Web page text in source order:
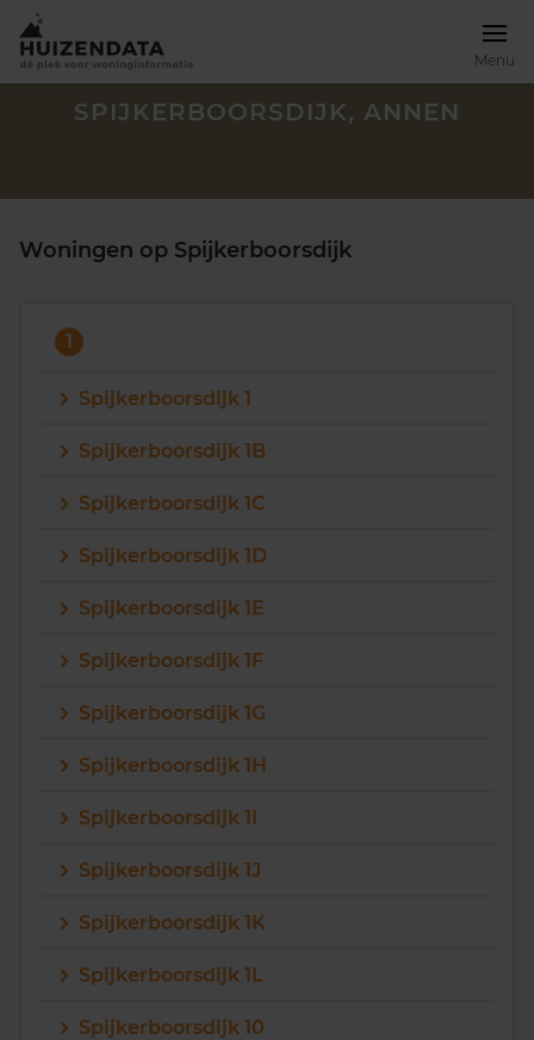
Menu
088 220 4200
Maandag t/m vrijdag - 08:00 -18:00
SPIJKERBOORSDIJK, ANNEN
Woningen op Spijkerboorsdijk
1
Spijkerboorsdijk 1
Spijkerboorsdijk 1B
Spijkerboorsdijk 1C
Spijkerboorsdijk 1D
Spijkerboorsdijk 1E
Spijkerboorsdijk 1F
Spijkerboorsdijk 1G
Spijkerboorsdijk 1H
Spijkerboorsdijk 1I
Spijkerboorsdijk 1J
Spijkerboorsdijk 1K
Spijkerboorsdijk 1L
Spijkerboorsdijk 10